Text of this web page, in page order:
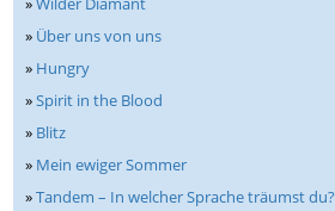
» Über uns von uns
» Hungry
»Spirit in the Blood
» Blitz
» Mein ewiger Sommer
»Tandem – In welcher Sprache träumst du?